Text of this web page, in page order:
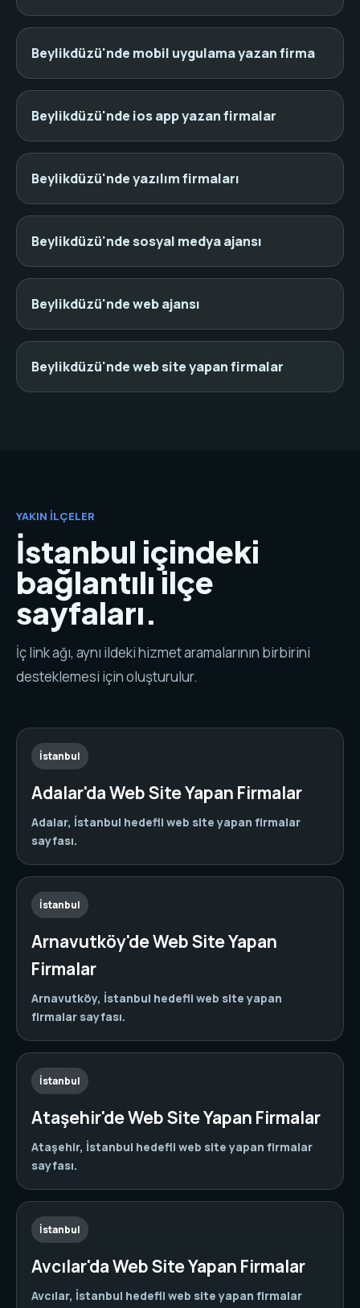
Beylikdüzü'nde mobil uygulama yazan firma
Beylikdüzü'nde ios app yazan firmalar
Beylikdüzü'nde yazılım firmaları
Beylikdüzü'nde sosyal medya ajansı
Beylikdüzü'nde web ajansı
Beylikdüzü'nde web site yapan firmalar
YAKIN İLÇELER
İstanbul içindeki
bağlantılı ilçe
sayfaları.
İç link ağı, aynı ildeki hizmet aramalarının birbirini
desteklemesi için oluşturulur.
İstanbul
Adalar'da Web Site Yapan Firmalar
Adalar, İstanbul hedefli web site yapan firmalar
sayfası.
İstanbul
Arnavutköy'de Web Site Yapan
Firmalar
Arnavutköy, İstanbul hedefli web site yapan
firmalar sayfası.
İstanbul
Ataşehir'de Web Site Yapan Firmalar
Ataşehir, İstanbul hedefli web site yapan firmalar
sayfası.
İstanbul
Avcılar'da Web Site Yapan Firmalar
Avcılar, İstanbul hedefli web site yapan firmalar